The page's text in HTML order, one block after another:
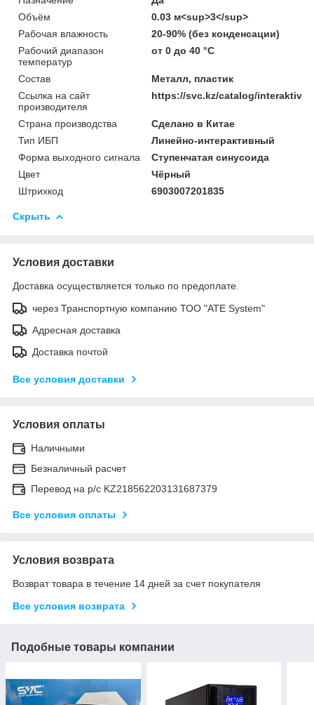
Объём
0.03 м<sup>3</sup>
Рабочая влажность
20-90% (без конденсации)
Рабочий диапазон
температур
от 0 до 40 °С
Состав
Металл, пластик
Ссылка на сайт
производителя
https://svc.kz/catalog/
Страна производства
Сделано в Китае
Тип ИБП
Линейно-интерактивный
Форма выходного сигнала
Ступенчатая синусоида
Цвет
Чёрный
Штрихкод
6903007201835
Скрыть
Условия доставки
Доставка осуществляется только по предоплате.
через Транспортную компанию ТОО "ATE System"
Адресная доставка
Доставка почтой
Все условия доставки
Условия оплаты
Наличными
Безналичный расчет
Перевод на р/с KZ218562203131687379
Все условия оплаты
Условия возврата
Возврат товара в течение 14 дней за счет покупателя
Все условия возврата
Подобные товары компании